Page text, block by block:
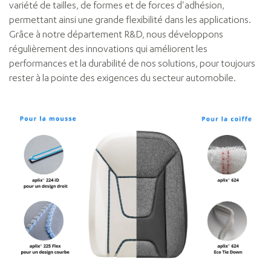
variété de tailles, de formes et de forces d'adhésion,
permettant ainsi une grande flexibilité dans les applications.
Grâce à notre département R&D, nous développons
régulièrement des innovations qui améliorent les
performances et la durabilité de nos solutions, pour toujours
rester à la pointe des exigences du secteur automobile.